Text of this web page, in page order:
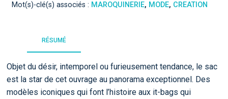
Mot(s)-clé(s) associés : MAROQUINERIE, MODE, CREATION
RÉSUMÉ
Objet du désir, intemporel ou furieusement tendance, le sac
est la star de cet ouvrage au panorama exceptionnel. Des
modèles iconiques qui font l’histoire aux it-bags qui